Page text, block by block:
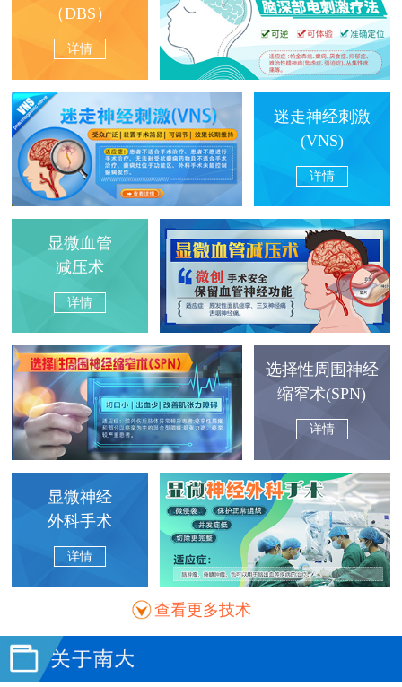
（DBS）
详情
迷走神经刺激
(VNS)
详情
显微血管
减压术
详情
选择性周围神经
缩窄术(SPN)
详情
显微神经
外科手术
详情
查看更多技术